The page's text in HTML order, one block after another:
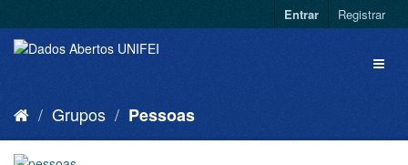
Entrar Registrar
Grupos Pessoas